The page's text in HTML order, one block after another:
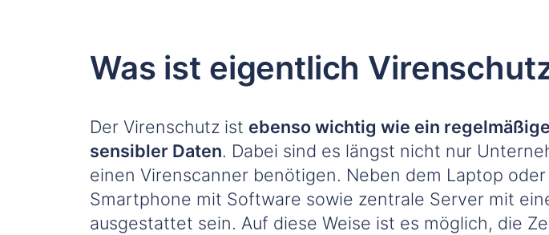
Was ist eigentlich
Der Virenschutz ist ebenso wichtig wie ein
sensibler Daten. Dabei sind es längst nicht nur
einen Virenscanner benötigen. Neben dem Laptop
Smartphone mit Software sowie zentrale Server mit
ausgestattet sein. Auf diese Weise ist es möglich, die